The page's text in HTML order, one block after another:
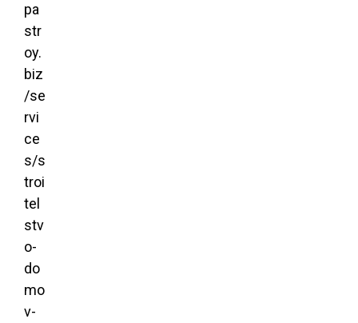
pa
str
oy.
biz
/se
rvi
ce
s/s
troi
tel
stv
o-
do
mo
v-